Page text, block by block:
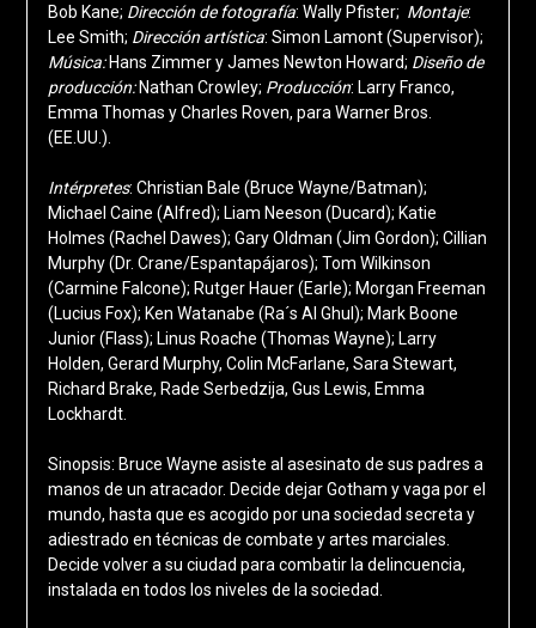
Bob Kane; Dirección de fotografía: Wally Pfister; Montaje:
Lee Smith; Dirección artística: Simon Lamont (Supervisor);
Música: Hans Zimmer y James Newton Howard; Diseño de
producción: Nathan Crowley; Producción: Larry Franco,
Emma Thomas y Charles Roven, para Warner Bros.
(EE.UU.).
Intérpretes: Christian Bale (Bruce Wayne/Batman);
Michael Caine (Alfred); Liam Neeson (Ducard); Katie
Holmes (Rachel Dawes); Gary Oldman (Jim Gordon); Cillian
Murphy (Dr. Crane/Espantapájaros); Tom Wilkinson
(Carmine Falcone); Rutger Hauer (Earle); Morgan Freeman
(Lucius Fox); Ken Watanabe (Ra´s Al Ghul); Mark Boone
Junior (Flass); Linus Roache (Thomas Wayne); Larry
Holden, Gerard Murphy, Colin McFarlane, Sara Stewart,
Richard Brake, Rade Serbedzija, Gus Lewis, Emma
Lockhardt.
Sinopsis: Bruce Wayne asiste al asesinato de sus padres a
manos de un atracador. Decide dejar Gotham y vaga por el
mundo, hasta que es acogido por una sociedad secreta y
adiestrado en técnicas de combate y artes marciales.
Decide volver a su ciudad para combatir la delincuencia,
instalada en todos los niveles de la sociedad.